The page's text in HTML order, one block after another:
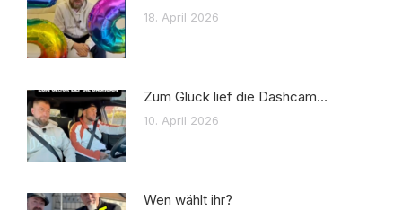
18. April 2026
Zum Glück lief die Dashcam…
10. April 2026
Wen wählt ihr?